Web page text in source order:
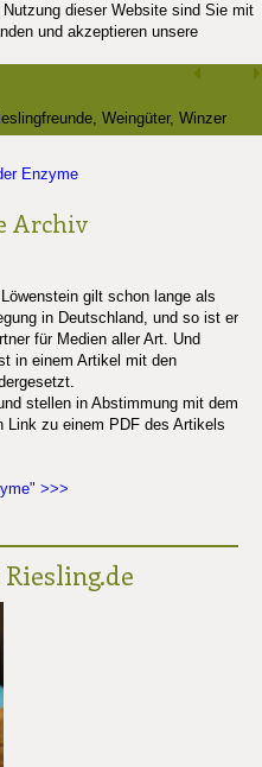
dieser Website sind Sie mit
und akzeptieren unsere
Weingüter, Winzer
Enzyme
Archiv
gilt schon lange als
in Deutschland, und so ist er
für Medien aller Art. Und
in einem Artikel mit den
stellen in Abstimmung mit dem
Link zu einem PDF des Artikels
>>>